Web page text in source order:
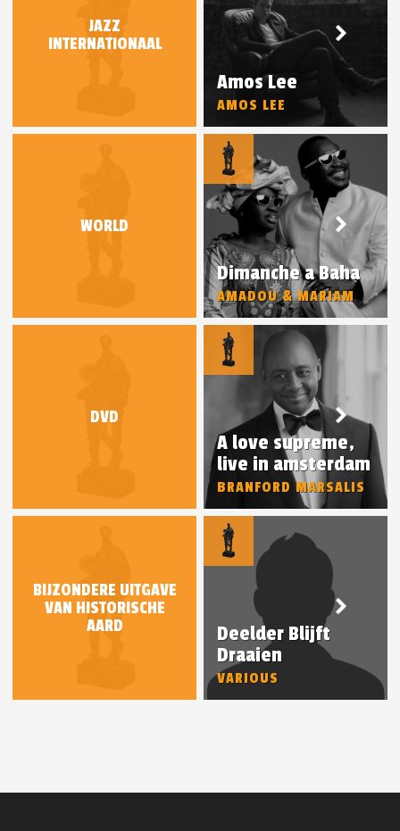
JAZZ
INTERNATIONAAL
Amos Lee
AMOS LEE
WORLD
Dimanche a Baha
AMADOU & MARIAM
DVD
A love supreme,
live in amsterdam
BRANFORD MARSALIS
BIJZONDERE UITGAVE
VAN HISTORISCHE
AARD
Deelder Blijft
Draaien
VARIOUS